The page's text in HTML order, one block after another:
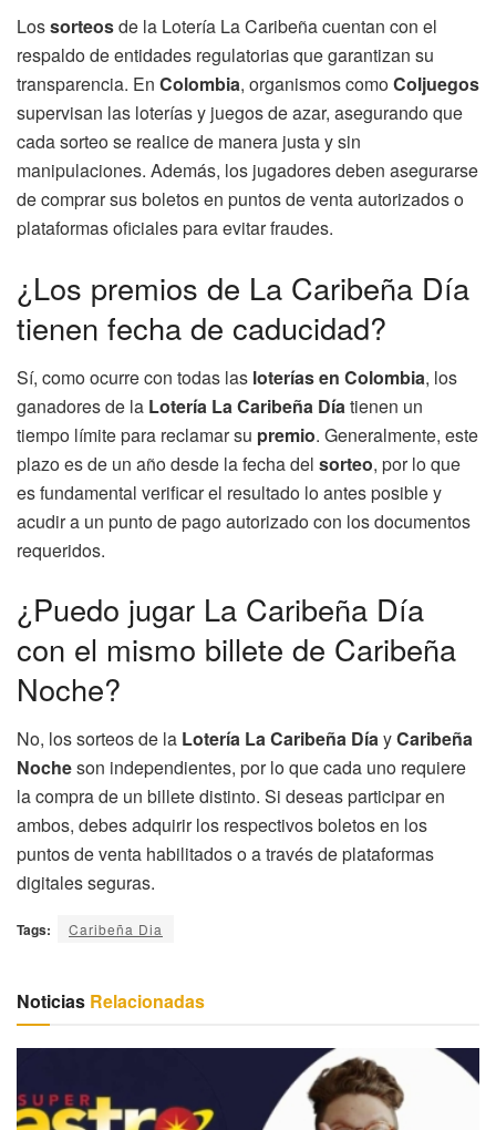
Lossorteosde la Lotería La Caribeña cuentan con el
respaldo de entidades regulatorias que garantizan su
transparencia. En Colombia, organismos comoColjuegos
supervisan las loterías y juegos de azar, asegurando que
cada sorteo se realice de manera justa y sin
manipulaciones. Además, los jugadores deben asegurarse
de comprar sus boletos en puntos de venta autorizados o
plataformas oficiales para evitar fraudes.
¿Los premios de La Caribeña Día
tienen fecha de caducidad?
Sí, como ocurre con todas las loterías en Colombia, los
ganadores de la Lotería La Caribeña Día tienen un
tiempo límite para reclamar su premio. Generalmente, este
plazo es de un año desde la fecha del sorteo, por lo que
es fundamental verificar el resultado lo antes posible y
acudir a un punto de pago autorizado con los documentos
requeridos.
¿Puedo jugar La Caribeña Día
con el mismo billete de Caribeña
Noche?
No, los sorteos de la Lotería La Caribeña DíayCaribeña
Nocheson independientes, por lo que cada uno requiere
la compra de un billete distinto. Si deseas participar en
ambos, debes adquirir los respectivos boletos en los
puntos de venta habilitados o a través de plataformas
digitales seguras.
Tags: Caribeña Dia
Noticias Relacionadas